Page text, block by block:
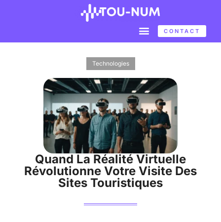
CONTACT
Technologies
Quand La Réalité Virtuelle
Révolutionne Votre Visite Des
Sites Touristiques